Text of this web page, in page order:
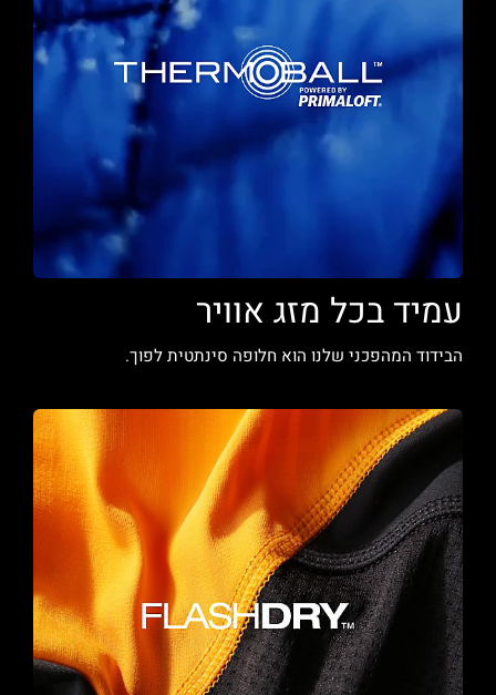
עמיד בכל מזג אוויר
הבידוד המהפכני שלנו הוא חלופה סינתטית לפוך.